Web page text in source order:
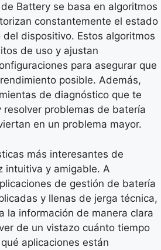
Battery se basa en algoritmos
constantemente el estado
dispositivo. Estos algoritmos
de uso y ajustan
para asegurar que
posible. Además,
de diagnóstico que te
problemas de batería
en un problema mayor.
más interesantes de
intuitiva y amigable. A
de gestión de batería
y llenas de jerga técnica,
la información de manera clara
de un vistazo cuánto tiempo
aplicaciones están